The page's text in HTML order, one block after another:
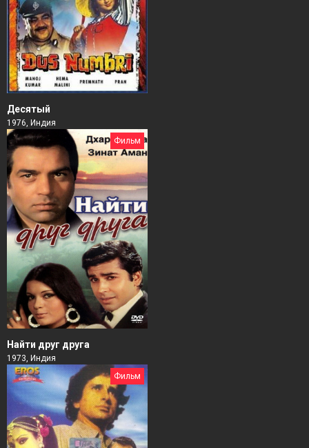
Десятый
1976, Индия
Фильм
Найти друг друга
1973, Индия
Фильм